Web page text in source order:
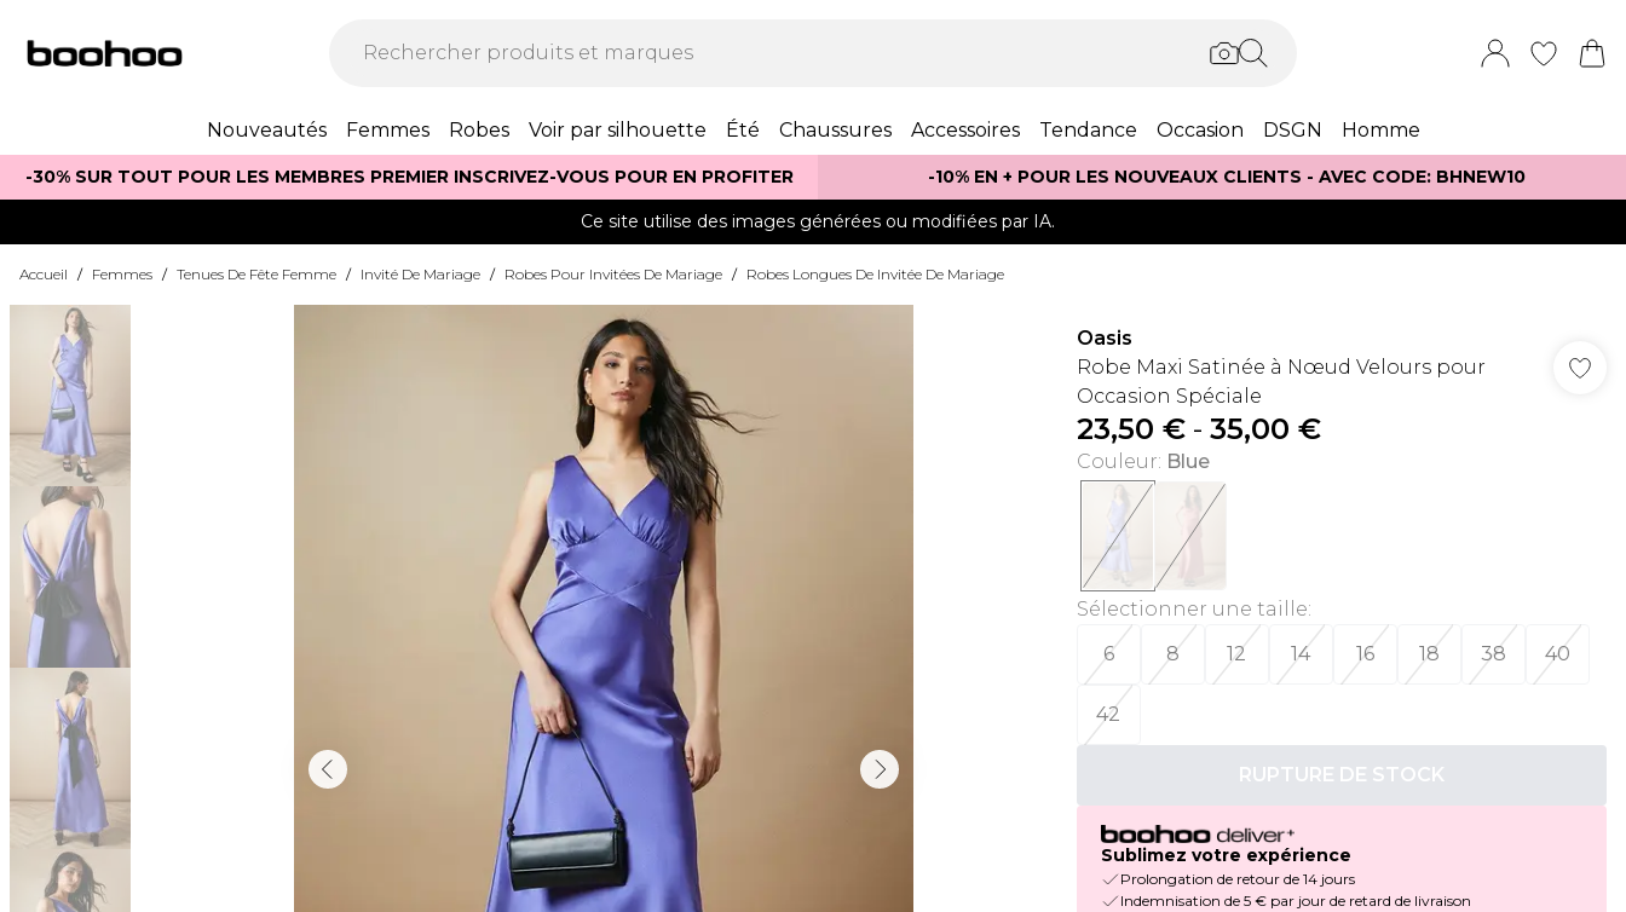
Nouveautés Femmes Robes Voir par silhouette Été Chaussures Accessoires Tendance Occasion DSGN Homme
-30% SUR TOUT POUR LES MEMBRES PREMIER INSCRIVEZ-VOUS POUR EN PROFITER -10% EN + POUR LES NOUVEAUX CLIENTS - AVEC CODE: BHNEW10
Ce site utilise des images générées ou modifiées par IA.
Accueil / Femmes / Tenues De Fête Femme / Invité De Mariage / Robes Pour Invitées De Mariage / Robes Longues De Invitée De Mariage
Oasis
Robe Maxi Satinée à Nœud Velours pour
Occasion Spéciale
23,50 €- 35,00 €
Couleur: Blue
Sélectionner une taille:
6
8 12 14 16 18 38 40
42
RUPTURE DE STOCK
Sublimez votre expérience
Prolongation de retour de 14 jours
Indemnisation de 5 € par jour de retard de livraison